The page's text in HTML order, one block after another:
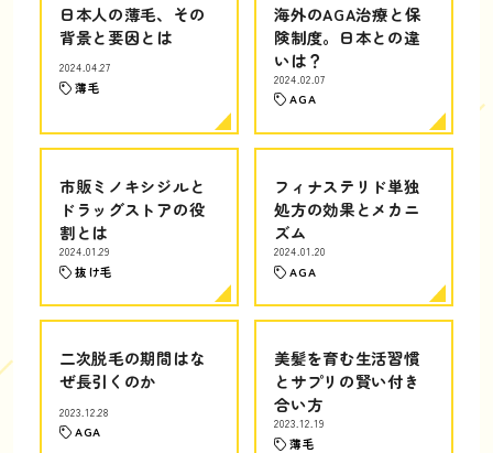
日本人の薄毛、その
背景と要因とは
2024.04.27
薄毛
海外のAGA治療と保
険制度。日本との違
いは？
2024.02.07
AGA
市販ミノキシジルと
ドラッグストアの役
割とは
2024.01.29
抜け毛
フィナステリド単独
処方の効果とメカニ
ズム
2024.01.20
AGA
二次脱毛の期間はな
ぜ長引くのか
2023.12.28
AGA
美髪を育む生活習慣
とサプリの賢い付き
合い方
2023.12.19
薄毛